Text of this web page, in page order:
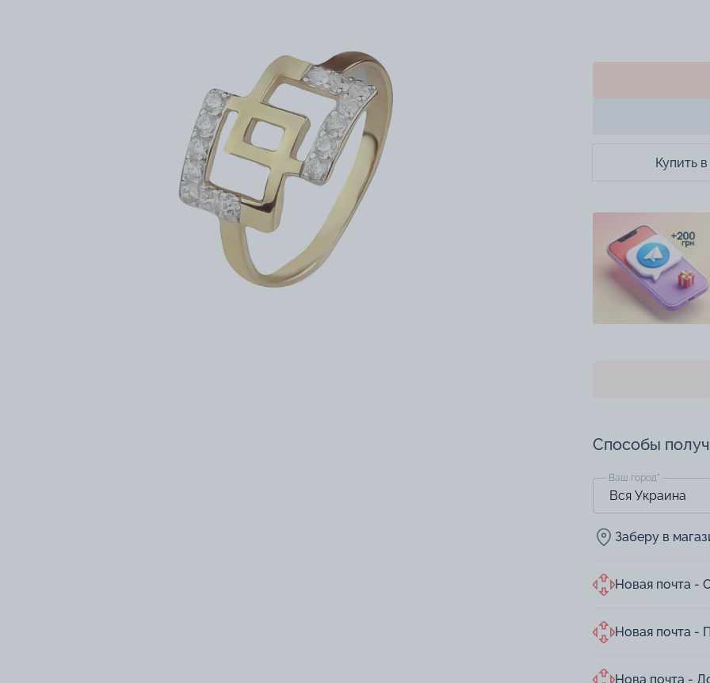
Купить в
Способы
Ваш город*
Заберу в
Новая почта -
Новая почта -
Нова почта -